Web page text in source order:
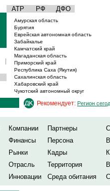
АТР РФ ДФО
|
Амурская область
Бурятия
Еврейская автономная область
Забайкалье
Камчатский край
Магаданская область
Приморский край
Республика Саха (Якутия)
Сахалинская область
Хабаровский край
Чукотский автономный округ
Рекомендует: Регион
Компании Партнеры
Финансы Персона
Рынки Кадры
Отрасль Территория
Инновации Среда обитания